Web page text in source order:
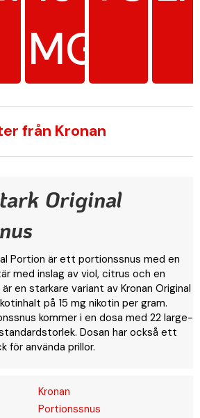
MG/G
från Kronan
Original
Portion är ett portionssnus med en
med inslag av viol, citrus och en
en starkare variant av Kronan Original
på 15 mg nikotin per gram.
kommer i en dosa med 22 large-
Dosan har också ett
för använda prillor.
Kronan
Portionssnus